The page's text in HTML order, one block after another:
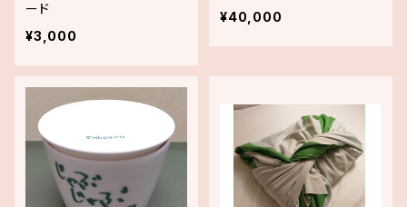
ード
¥3,000
¥40,000